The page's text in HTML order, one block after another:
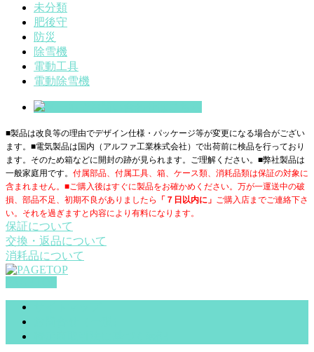
未分類
肥後守
防災
除雪機
電動工具
電動除雪機
■製品は改良等の理由でデザイン仕様・パッケージ等が変更になる場合がござい
ます。■電気製品は国内（アルファ工業株式会社）で出荷前に検品を行っており
ます。そのため箱などに開封の跡が見られます。ご理解ください。■弊社製品は
一般家庭用です。 付属部品、付属工具、箱、ケース類、消耗品類は保証の対象に
含まれません。■ご購入後はすぐに製品をお確かめください。万が一運送中の破
損、部品不足、初期不良がありましたら
「７日以内に」 ご購入店までご連絡下さ
い。それを過ぎますと内容により有料になります。
保証について
交換・返品について
消耗品について